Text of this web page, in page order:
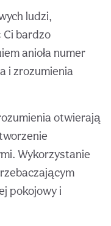
ludzi,
bardzo
anioła numer
i zrozumienia
otwierają
Wykorzystanie
pokojowy i